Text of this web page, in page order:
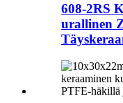
608-2RS
urallinen